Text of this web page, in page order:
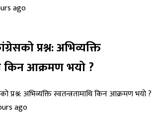
ago
प्रश्न: अभिव्यक्ति
किन आक्रमण भयो ?
ago